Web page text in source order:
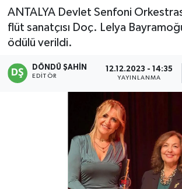
ANTALYA Devlet Senfoni
flüt sanatçısı Doç. Lelya
ödülü verildi.
DÖNDÜ ŞAHİN
EDITÖR
12.12.2023 - 14:35
YAYINLANMA